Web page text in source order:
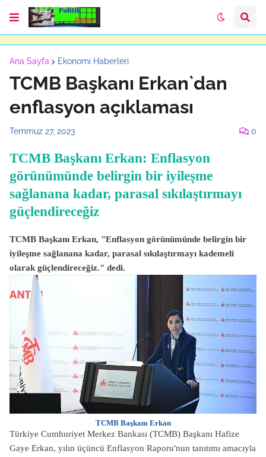
Ana Sayfa Ekonomi Haberleri
TCMB Başkanı Erkan`dan
enflasyon açıklaması
Temmuz 27, 2023 0
TCMB Başkanı Erkan: Enflasyon
görünümünde belirgin bir iyileşme
sağlanana kadar, parasal sıkılaştırmayı
güçlendireceğiz
TCMB Başkanı Erkan, "Enflasyon görünümünde belirgin bir
iyileşme sağlanana kadar, parasal sıkılaştırmayı kademeli
olarak güçlendireceğiz." dedi.
TCMB Başkanı Erkan
Türkiye Cumhuriyet Merkez Bankası (TCMB) Başkanı Hafize
Gaye Erkan, yılın üçüncü Enflasyon Raporu'nun tanıtımı amacıyla